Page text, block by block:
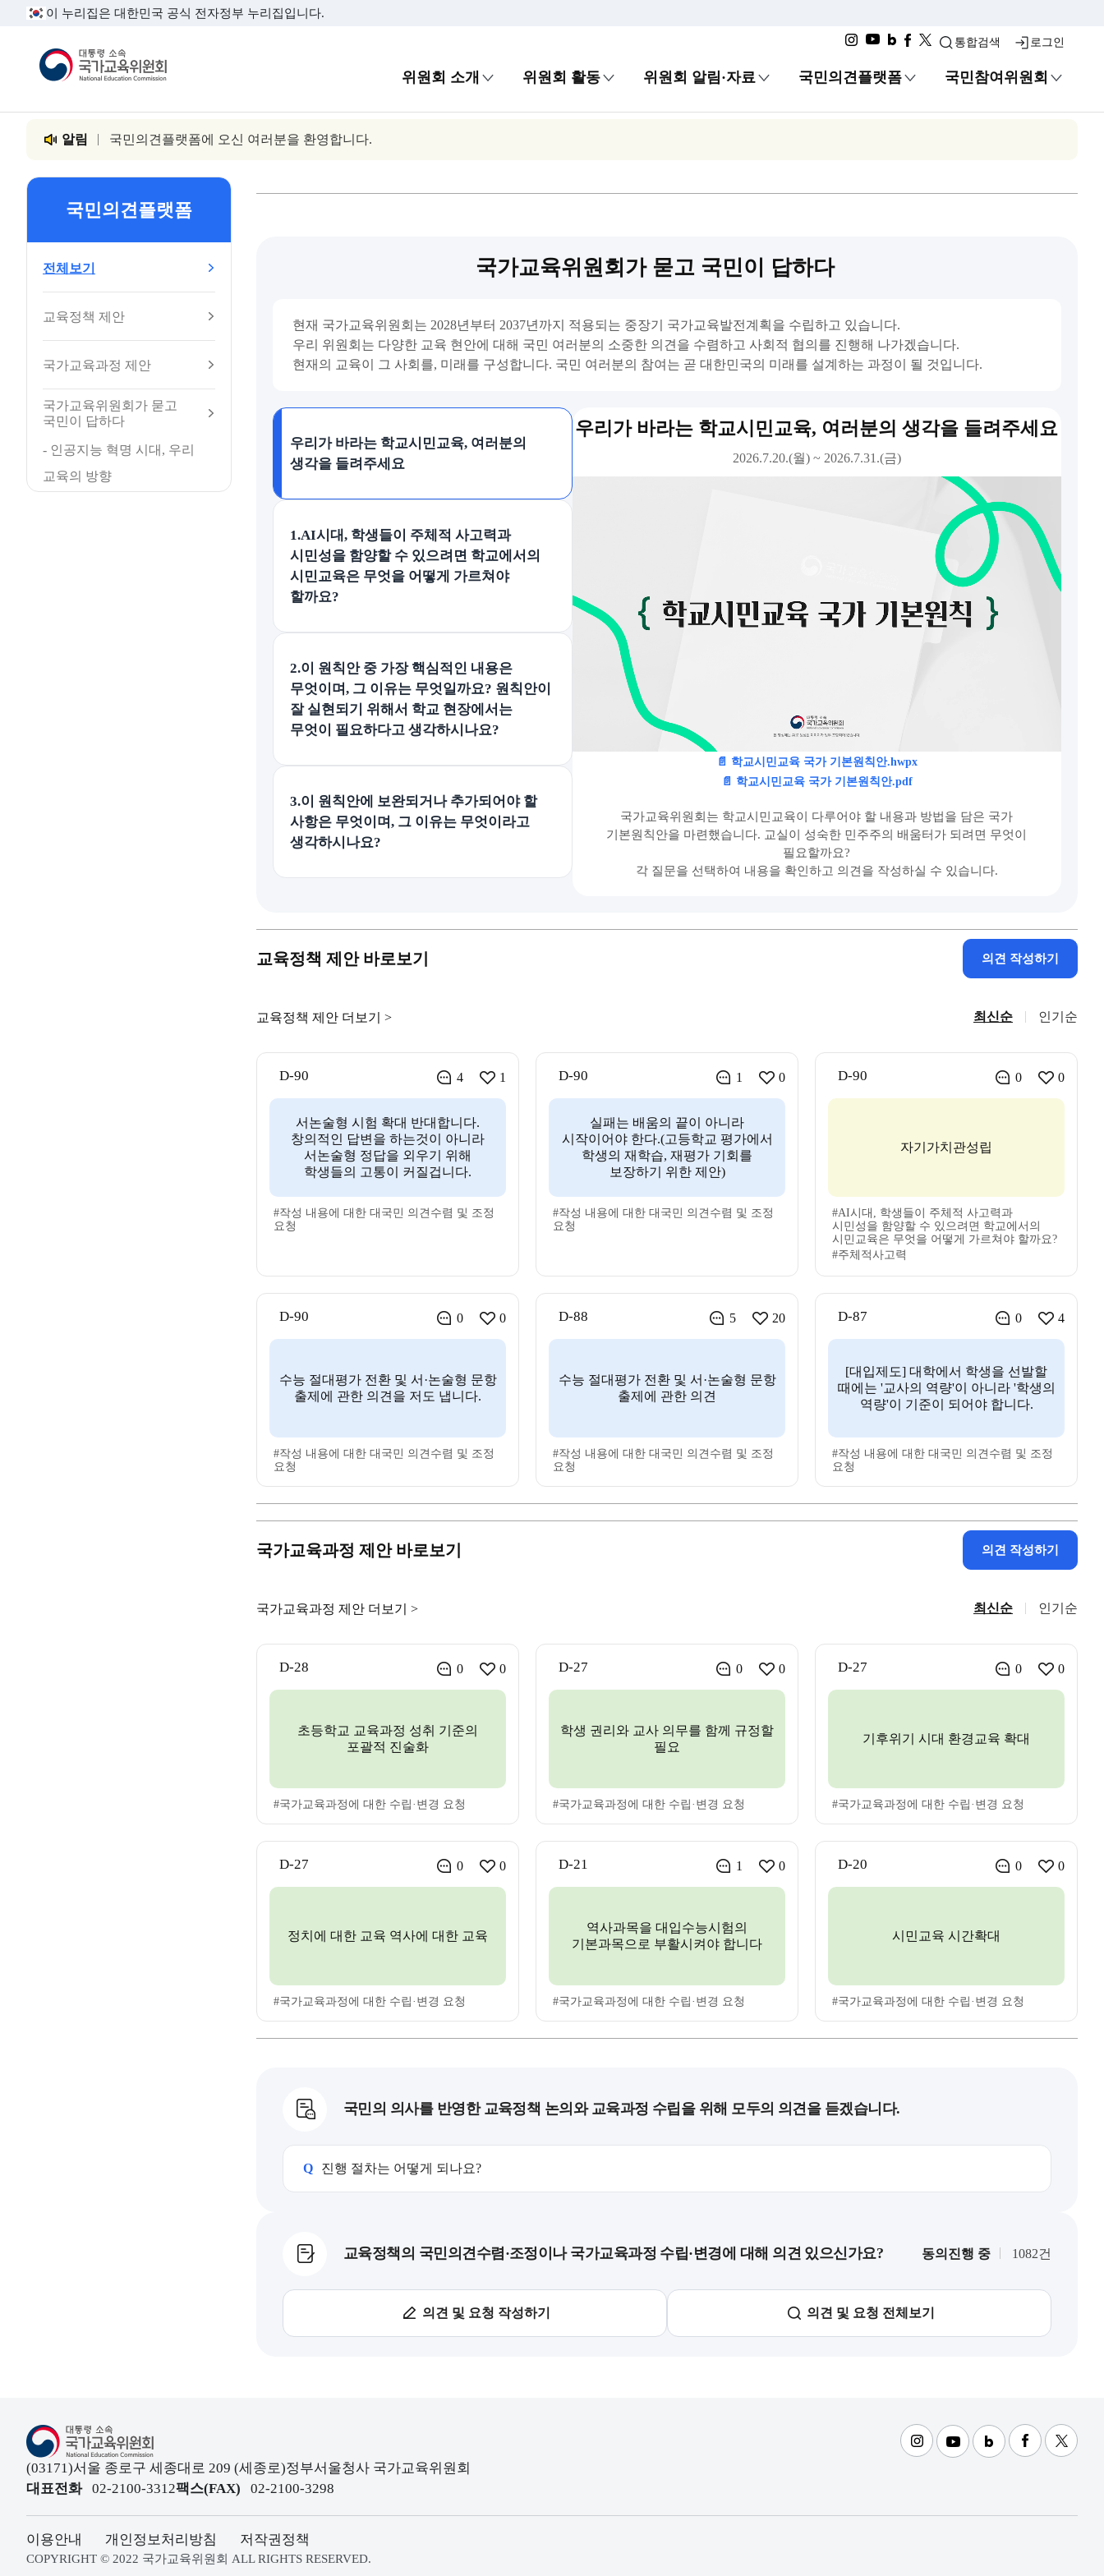
이 누리집은 대한민국 공식 전자정부 누리집입니다.
대통령소속 국가교육위원회
통합검색 로그인
위원회 소개 위원회 활동 위원회 알림·자료 국민의견플랫폼 국민참여위원회
알림 국민의견플랫폼에 오신 여러분을 환영합니다.
국민의견플랫폼
전체보기
교육정책 제안
국가교육과정 제안
국가교육위원회가 묻고
국민이 답하다
- 인공지능 혁명 시대, 우리
교육의 방향
국가교육위원회가 묻고 국민이 답하다
현재 국가교육위원회는 2028년부터 2037년까지 적용되는 중장기 국가교육발전계획을 수립하고 있습니다.
우리 위원회는 다양한 교육 현안에 대해 국민 여러분의 소중한 의견을 수렴하고 사회적 협의를 진행해 나가겠습니다.
현재의 교육이 그 사회를, 미래를 구성합니다. 국민 여러분의 참여는 곧 대한민국의 미래를 설계하는 과정이 될 것입니다.
우리가 바라는 학교시민교육, 여러분의
생각을 들려주세요
1.AI시대, 학생들이 주체적 사고력과
시민성을 함양할 수 있으려면 학교에서의
시민교육은 무엇을 어떻게 가르쳐야
할까요?
2.이 원칙안 중 가장 핵심적인 내용은
무엇이며, 그 이유는 무엇일까요? 원칙안이
잘 실현되기 위해서 학교 현장에서는
무엇이 필요하다고 생각하시나요?
3.이 원칙안에 보완되거나 추가되어야 할
사항은 무엇이며, 그 이유는 무엇이라고
생각하시나요?
우리가 바라는 학교시민교육, 여러분의 생각을 들려주세요
2026.7.20.(월) ~ 2026.7.31.(금)
📄 학교시민교육 국가 기본원칙안.hwpx
📄 학교시민교육 국가 기본원칙안.pdf
국가교육위원회는 학교시민교육이 다루어야 할 내용과 방법을 담은 국가
기본원칙안을 마련했습니다. 교실이 성숙한 민주주의 배움터가 되려면 무엇이
필요할까요?
각 질문을 선택하여 내용을 확인하고 의견을 작성하실 수 있습니다.
교육정책 제안 바로보기 의견 작성하기
교육정책 제안 더보기 > 최신순 인기순
D-90 4 1
서논술형 시험 확대 반대합니다.
창의적인 답변을 하는것이 아니라
서논술형 정답을 외우기 위해
학생들의 고통이 커질겁니다.
#작성 내용에 대한 대국민 의견수렴 및 조정
요청
D-90 1 0
실패는 배움의 끝이 아니라
시작이어야 한다.(고등학교 평가에서
학생의 재학습, 재평가 기회를
보장하기 위한 제안)
#작성 내용에 대한 대국민 의견수렴 및 조정
요청
D-90 0 0
자기가치관성립
#AI시대, 학생들이 주체적 사고력과
시민성을 함양할 수 있으려면 학교에서의
시민교육은 무엇을 어떻게 가르쳐야 할까요?
#주체적사고력
D-90 0 0
수능 절대평가 전환 및 서·논술형 문항
출제에 관한 의견을 저도 냅니다.
#작성 내용에 대한 대국민 의견수렴 및 조정
요청
D-88 5 20
수능 절대평가 전환 및 서·논술형 문항
출제에 관한 의견
#작성 내용에 대한 대국민 의견수렴 및 조정
요청
D-87 0 4
[대입제도] 대학에서 학생을 선발할
때에는 '교사의 역량'이 아니라 '학생의
역량'이 기준이 되어야 합니다.
#작성 내용에 대한 대국민 의견수렴 및 조정
요청
국가교육과정 제안 바로보기 의견 작성하기
국가교육과정 제안 더보기 > 최신순 인기순
D-28 0 0
초등학교 교육과정 성취 기준의
포괄적 진술화
#국가교육과정에 대한 수립·변경 요청
D-27 0 0
학생 권리와 교사 의무를 함께 규정할
필요
#국가교육과정에 대한 수립·변경 요청
D-27 0 0
기후위기 시대 환경교육 확대
#국가교육과정에 대한 수립·변경 요청
D-27 0 0
정치에 대한 교육 역사에 대한 교육
#국가교육과정에 대한 수립·변경 요청
D-21 1 0
역사과목을 대입수능시험의
기본과목으로 부활시켜야 합니다
#국가교육과정에 대한 수립·변경 요청
D-20 0 0
시민교육 시간확대
#국가교육과정에 대한 수립·변경 요청
국민의 의사를 반영한 교육정책 논의와 교육과정 수립을 위해 모두의 의견을 듣겠습니다.
Q 진행 절차는 어떻게 되나요?
교육정책의 국민의견수렴·조정이나 국가교육과정 수립·변경에 대해 의견 있으신가요? 동의진행 중 1082건
의견 및 요청 작성하기 의견 및 요청 전체보기
대통령소속 국가교육위원회
(03171)서울 종로구 세종대로 209 (세종로)정부서울청사 국가교육위원회
대표전화
02-2100-3312팩스(FAX) 02-2100-3298
이용안내 개인정보처리방침 저작권정책
COPYRIGHT © 2022 국가교육위원회 ALL RIGHTS RESERVED.